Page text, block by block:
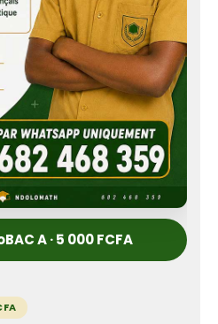
A · 5 000 FCFA